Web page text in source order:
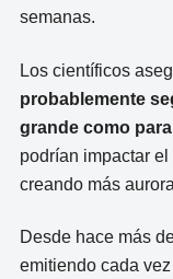
semanas.
Los científicos
probablemente
grande como
podrían impactar
creando más
Desde hace más
emitiendo cada